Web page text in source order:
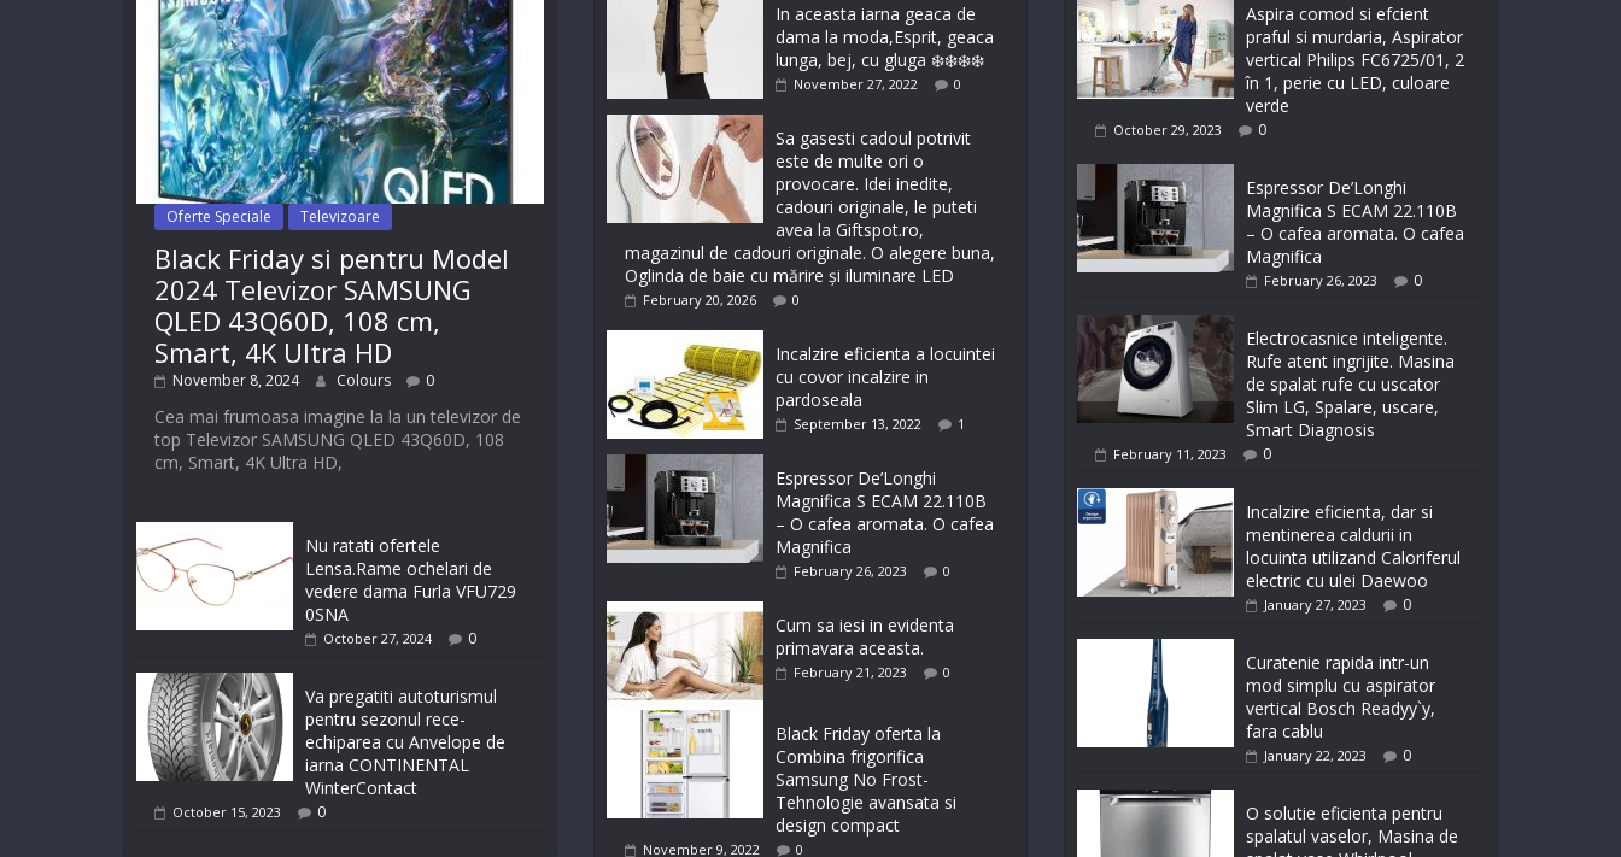
Oferte Speciale Televizoare
Black Friday si pentru Model
2024 Televizor SAMSUNG
QLED 43Q60D, 108 cm,
Smart, 4K Ultra HD
November 8, 2024 Colours 0
Cea mai frumoasa imagine la la un televizor de
top Televizor SAMSUNG QLED 43Q60D, 108
cm, Smart, 4K Ultra HD,
Nu ratati ofertele
Lensa.Rame ochelari de
vedere dama Furla VFU729
0SNA
October 27, 2024 0
Va pregatiti autoturismul
pentru sezonul rece-
echiparea cu Anvelope de
iarna CONTINENTAL
WinterContact
October 15, 2023 0
In aceasta iarna geaca de
dama la moda,Esprit, geaca
lunga, bej, cu gluga ❄️❄️❄️❄️
November 27, 2022 0
Sa gasesti cadoul potrivit
este de multe ori o
provocare. Idei inedite,
cadouri originale, le puteti
avea la Giftspot.ro,
magazinul de cadouri originale. O alegere buna,
Oglinda de baie cu mărire și iluminare LED
February 20, 2026 0
Incalzire eficienta a locuintei
cu covor incalzire in
pardoseala
September 13, 2022 1
Espressor De’Longhi
Magnifica S ECAM 22.110B
– O cafea aromata. O cafea
Magnifica
February 26, 2023 0
Cum sa iesi in evidenta
primavara aceasta.
February 21, 2023 0
Black Friday oferta la
Combina frigorifica
Samsung No Frost-
Tehnologie avansata si
design compact
November 9, 2022 0
Aspira comod si efcient
praful si murdaria, Aspirator
vertical Philips FC6725/01, 2
în 1, perie cu LED, culoare
verde
October 29, 2023 0
Espressor De’Longhi
Magnifica S ECAM 22.110B
– O cafea aromata. O cafea
Magnifica
February 26, 2023 0
Electrocasnice inteligente.
Rufe atent ingrijite. Masina
de spalat rufe cu uscator
Slim LG, Spalare, uscare,
Smart Diagnosis
February 11, 2023 0
Incalzire eficienta, dar si
mentinerea caldurii in
locuinta utilizand Caloriferul
electric cu ulei Daewoo
January 27, 2023 0
Curatenie rapida intr-un
mod simplu cu aspirator
vertical Bosch Readyy`y,
fara cablu
January 22, 2023 0
O solutie eficienta pentru
spalatul vaselor, Masina de